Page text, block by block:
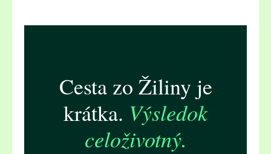
Cesta zo Žiliny je
krátka. Výsledok
celoživotný.